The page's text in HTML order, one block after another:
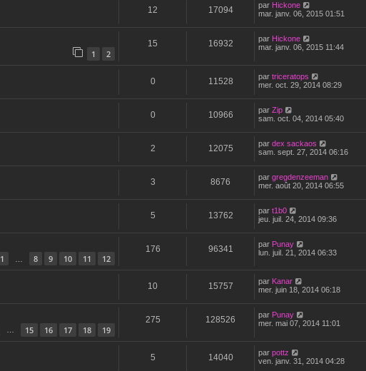
12 17094 par Hickone
mar. janv. 06, 2015 01:51
1 2
15 16932 par Hickone
mar. janv. 06, 2015 11:44
0 11528 par triceratops
mer. oct. 29, 2014 08:29
0 10966 par Zip
sam. oct. 04, 2014 05:40
2 12075 par dex sackaos
sam. sept. 27, 2014 06:16
3 8676 par gregdenzeeman
mer. août 20, 2014 06:55
5 13762 par t1b0
jeu. juil. 24, 2014 09:36
1 8 9 10 11 12
176 96341 par Punay
lun. juil. 21, 2014 06:33
10 15757 par Kanar
mer. juin 18, 2014 06:18
… 15 16 17 18 19
275 128526 par Punay
mer. mai 07, 2014 11:01
5 14040 par pottz
ven. janv. 31, 2014 04:28